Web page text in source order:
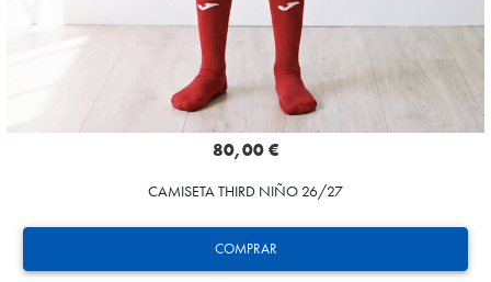
COMPRAR
80,00 €
CAMISETA THIRD NIÑO 26/27